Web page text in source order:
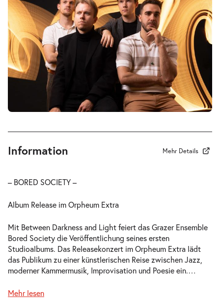
Information Mehr Details
– BORED SOCIETY –
Album Release im Orpheum Extra
Mit Between Darkness and Light feiert das Grazer Ensemble
Bored Society die Veröffentlichung seines ersten
Studioalbums. Das Releasekonzert im Orpheum Extra lädt
das Publikum zu einer künstlerischen Reise zwischen Jazz,
moderner Kammermusik, Improvisation und Poesie ein.…
Mehr lesen